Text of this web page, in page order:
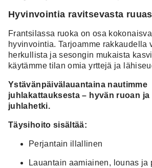
Hyvinvointia ravitsevasta
Frantsilassa ruoka on osa
hyvinvointia. Tarjoamme rakkaudella
herkullista ja sesongin mukaista
käytämme tilan omia yrttejä ja
Ystävänpäivälauantaina nautimme
juhlakattauksesta – hyvän ruoan ja
juhlahetki.
Täysihoito sisältää:
Perjantain illallinen
Lauantain aamiainen, lounas ja